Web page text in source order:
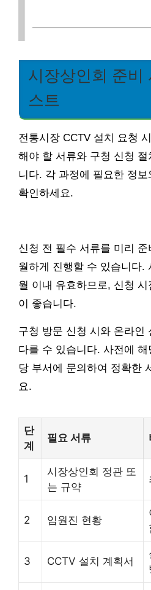
시장상인회 준비
스트
전통시장 CCTV 설치 요청
해야 할 서류와 구청 신청
니다. 각 과정에 필요한 정
확인하세요.
신청 전 필수 서류를 미리
월하게 진행할 수 있습니다.
월 이내 유효하므로, 신청
이 좋습니다.
구청 방문 신청 시와 온라인
다를 수 있습니다. 사전에
당 부서에 문의하여 정확한
요.
단
계
필요 서류
1
시장상인회 정관 또
는 규약
2 임원진 현황
3 CCTV 설치 계획서